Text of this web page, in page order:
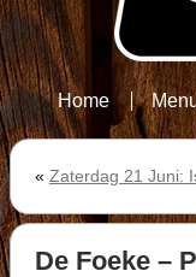
Home
« Zaterdag 21 Juni:
De Foeke –